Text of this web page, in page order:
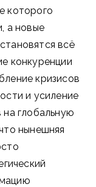
которого
а новые
всё
конкуренции
кризисов
и усиление
на глобальную
нынешняя